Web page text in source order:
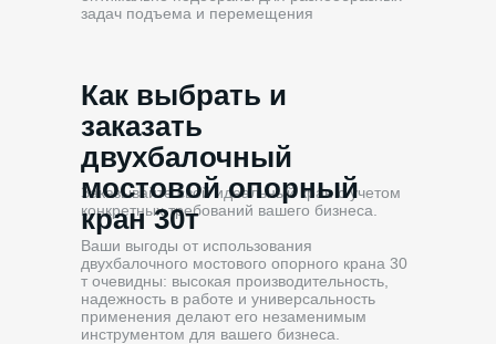
задач подъема и перемещения
Заказывайте свой идеальный кран с учетом
конкретных требований вашего бизнеса.
Ваши выгоды от использования
двухбалочного мостового опорного крана 30
т очевидны: высокая производительность,
надежность в работе и универсальность
применения делают его незаменимым
инструментом для вашего бизнеса.
Как выбрать и
заказать
двухбалочный
мостовой опорный
кран 30т